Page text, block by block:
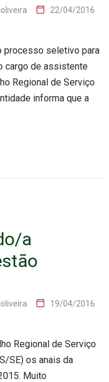
22/04/2016
processo seletivo para
cargo de assistente
Regional de Serviço
informa que a
a
19/04/2016
Regional de Serviço
SE) os anais da
Muito